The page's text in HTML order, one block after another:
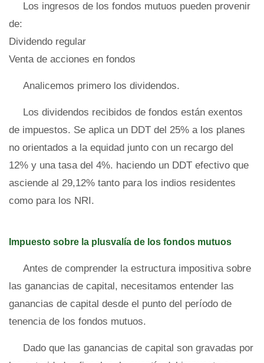
Los ingresos de los fondos mutuos pueden provenir
de:
Dividendo regular
Venta de acciones en fondos
Analicemos primero los dividendos.
Los dividendos recibidos de fondos están exentos
de impuestos. Se aplica un DDT del 25% a los planes
no orientados a la equidad junto con un recargo del
12% y una tasa del 4%. haciendo un DDT efectivo que
asciende al 29,12% tanto para los indios residentes
como para los NRI.
Impuesto sobre la plusvalía de los fondos mutuos
Antes de comprender la estructura impositiva sobre
las ganancias de capital, necesitamos entender las
ganancias de capital desde el punto del período de
tenencia de los fondos mutuos.
Dado que las ganancias de capital son gravadas por